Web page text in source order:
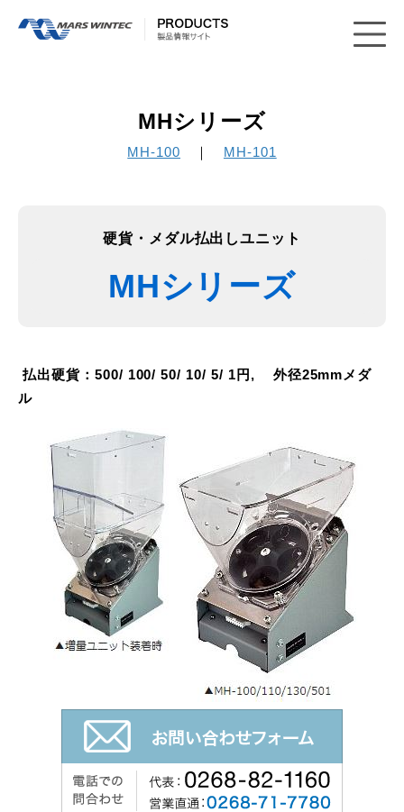
MHシリーズ
MH-100 ｜ MH-101
硬貨・メダル払出しユニット
MHシリーズ
払出硬貨：500/ 100/ 50/ 10/ 5/ 1円, 外径25mmメダ
ル